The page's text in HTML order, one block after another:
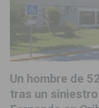
Un hombre de
tras un